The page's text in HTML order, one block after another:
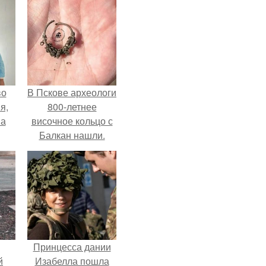
В Пскове археологи
800-летнее
височное кольцо с
Балкан нашли.
Принцесса дании
Изабелла пошла